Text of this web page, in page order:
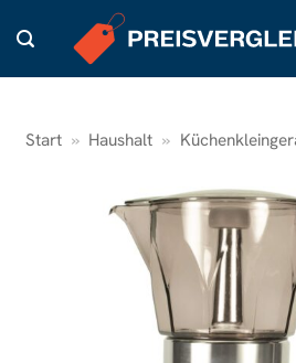
Inhalt
springen
Start » Haushalt »